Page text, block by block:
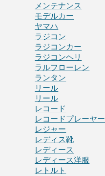
メンテナンス
モデルカー
ヤマハ
ラジコン
ラジコンカー
ラジコンヘリ
ラルフローレン
ランタン
リール
リール
レコード
レコードプレーヤー
レジャー
レディス靴
レディース
レディース洋服
レトルト